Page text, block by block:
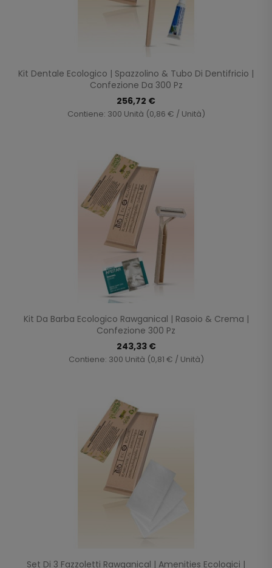
Kit Dentale Ecologico | Spazzolino & Tubo Di Dentifricio |
Confezione Da 300 Pz
256,72 €
Contiene: 300 Unità (0,86 € / Unità)
Kit Da Barba Ecologico Rawganical | Rasoio & Crema |
Confezione 300 Pz
243,33 €
Contiene: 300 Unità (0,81 € / Unità)
Set Di 3 Fazzoletti Rawganical | Amenities Ecologici |